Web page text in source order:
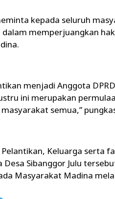
kepada seluruh
memperjuangkan
menjadi Anggota
ini merupakan
semua,”
Keluarga serta
Desa Sibanggor Julu
Masyarakat Madina